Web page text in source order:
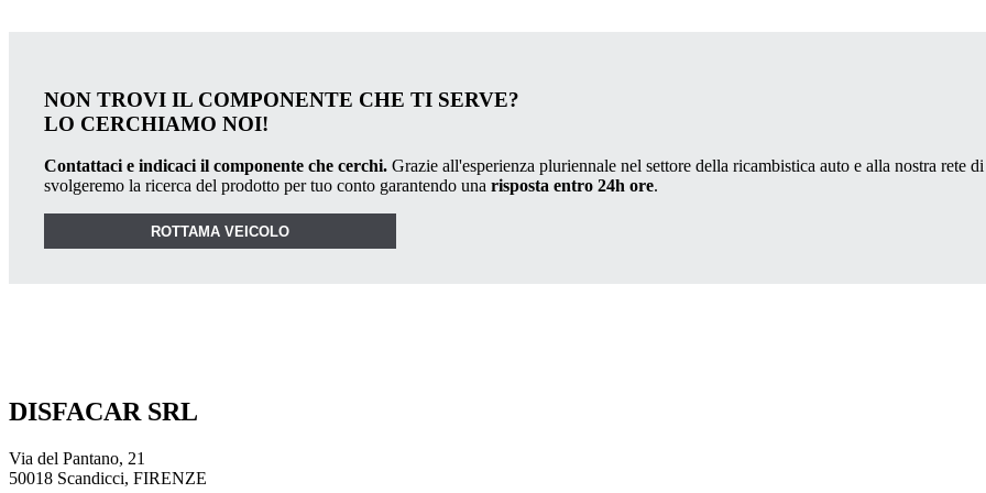
NON TROVI IL COMPONENTE CHE TI SERVE?
LO CERCHIAMO NOI!
Contattaci e indicaci il componente che cerchi. Grazie all'esperienza pluriennale nel settore della ricambistica auto e alla nostra rete di
svolgeremo la ricerca del prodotto per tuo conto garantendo una risposta entro 24h ore.
ROTTAMA VEICOLO
DISFACAR SRL
Via del Pantano, 21
50018 Scandicci, FIRENZE